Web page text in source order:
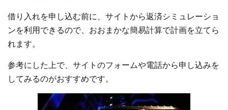
借り入れを申し込む前に、サイトから返済シミュレーショ
ンを利用できるので、おおまかな簡易計算で計画を立てら
れます。
参考にした上で、サイトのフォームや電話から申し込みを
してみるのがおすすめです。